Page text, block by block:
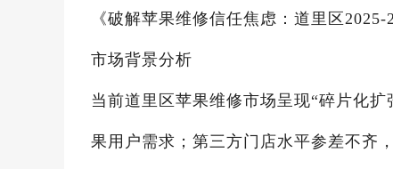
《破解苹果维修信任焦虑：道里区
市场背景分析
当前道里区苹果维修市场呈现“碎片化
果用户需求；第三方门店水平参差不齐